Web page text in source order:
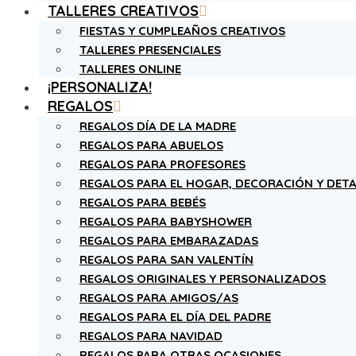
TALLERES CREATIVOS
FIESTAS Y CUMPLEAÑOS CREATIVOS
TALLERES PRESENCIALES
TALLERES ONLINE
¡PERSONALIZA!
REGALOS
REGALOS DÍA DE LA MADRE
REGALOS PARA ABUELOS
REGALOS PARA PROFESORES
REGALOS PARA EL HOGAR, DECORACIÓN Y
REGALOS PARA BEBÉS
REGALOS PARA BABYSHOWER
REGALOS PARA EMBARAZADAS
REGALOS PARA SAN VALENTÍN
REGALOS ORIGINALES Y PERSONALIZADOS
REGALOS PARA AMIGOS/AS
REGALOS PARA EL DÍA DEL PADRE
REGALOS PARA NAVIDAD